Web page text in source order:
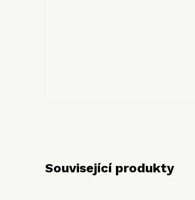
Související produkty